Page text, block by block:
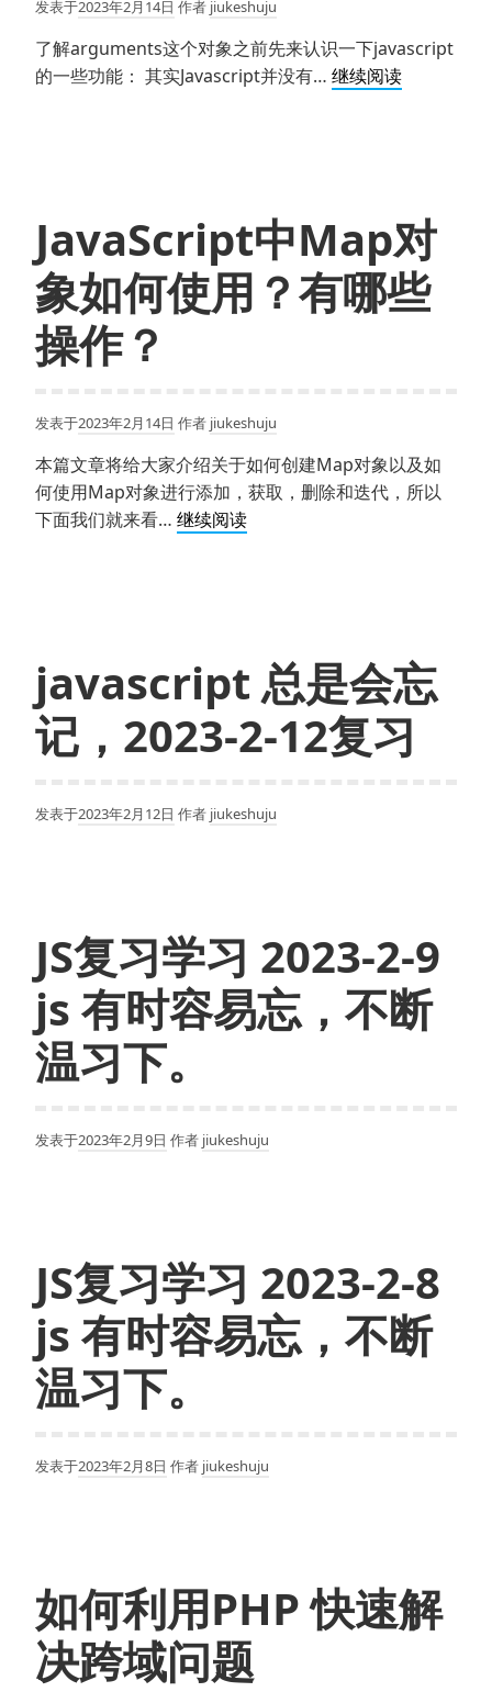
发表于2023年2月14日 作者 jiukeshuju
了解arguments这个对象之前先来认识一下javascript
的一些功能： 其实Javascript并没有… 继续阅读js
JavaScript中Map对
象如何使用？有哪些
操作？
发表于2023年2月14日 作者 jiukeshuju
本篇文章将给大家介绍关于如何创建Map对象以及如
何使用Map对象进行添加，获取，删除和迭代，所以
下面我们就来看… 继续阅读JavaScript
何
使
用？
些
javascript 总是会忘
记，2023-2-12复习
发表于2023年2月12日 作者 jiukeshuju
JS复习学习 2023-2-9
js 有时容易忘，不断
温习下。
发表于2023年2月9日 作者 jiukeshuju
JS复习学习 2023-2-8
js 有时容易忘，不断
温习下。
发表于2023年2月8日 作者 jiukeshuju
如何利用PHP 快速解
决跨域问题